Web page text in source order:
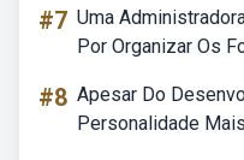
#7 Uma
Por Organizar Os
#8 Apesar Do
Personalidade